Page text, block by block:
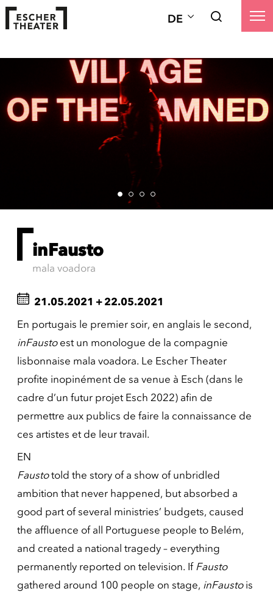
DE
inFausto
mala voadora
21.05.2021 + 22.05.2021
En portugais le premier soir, en anglais le second,
inFausto est un monologue de la compagnie
lisbonnaise mala voadora. Le Escher Theater
profite inopinément de sa venue à Esch (dans le
cadre d’un futur projet Esch 2022) afin de
permettre aux publics de faire la connaissance de
ces artistes et de leur travail.
EN
Faustotold the story of a show of unbridled
ambition that never happened, but absorbed a
good part of several ministries’ budgets, caused
the affluence of all Portuguese people to Belém,
and created a national tragedy – everything
permanently reported on television. If Fausto
gathered around 100 people on stage, inFaustois